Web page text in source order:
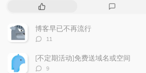
热
文
章
博客早已不再流行
评
数：
11
[不定期活动]免费送域名或空间
评
9